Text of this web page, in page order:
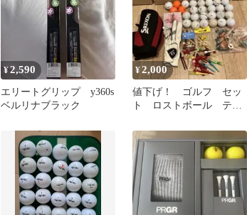
¥2,590
エリートグリップ y360s
ベルリナブラック
¥2,000
値下げ！ ゴルフ セッ
ト ロストボール ティ
チ マーカー